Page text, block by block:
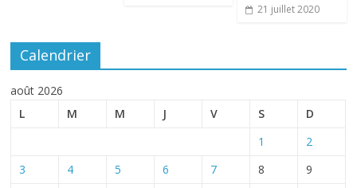
21 juillet 2020
Calendrier
août 2026
L
M M J V S D
1
2
3
4 5 6 7 8
9